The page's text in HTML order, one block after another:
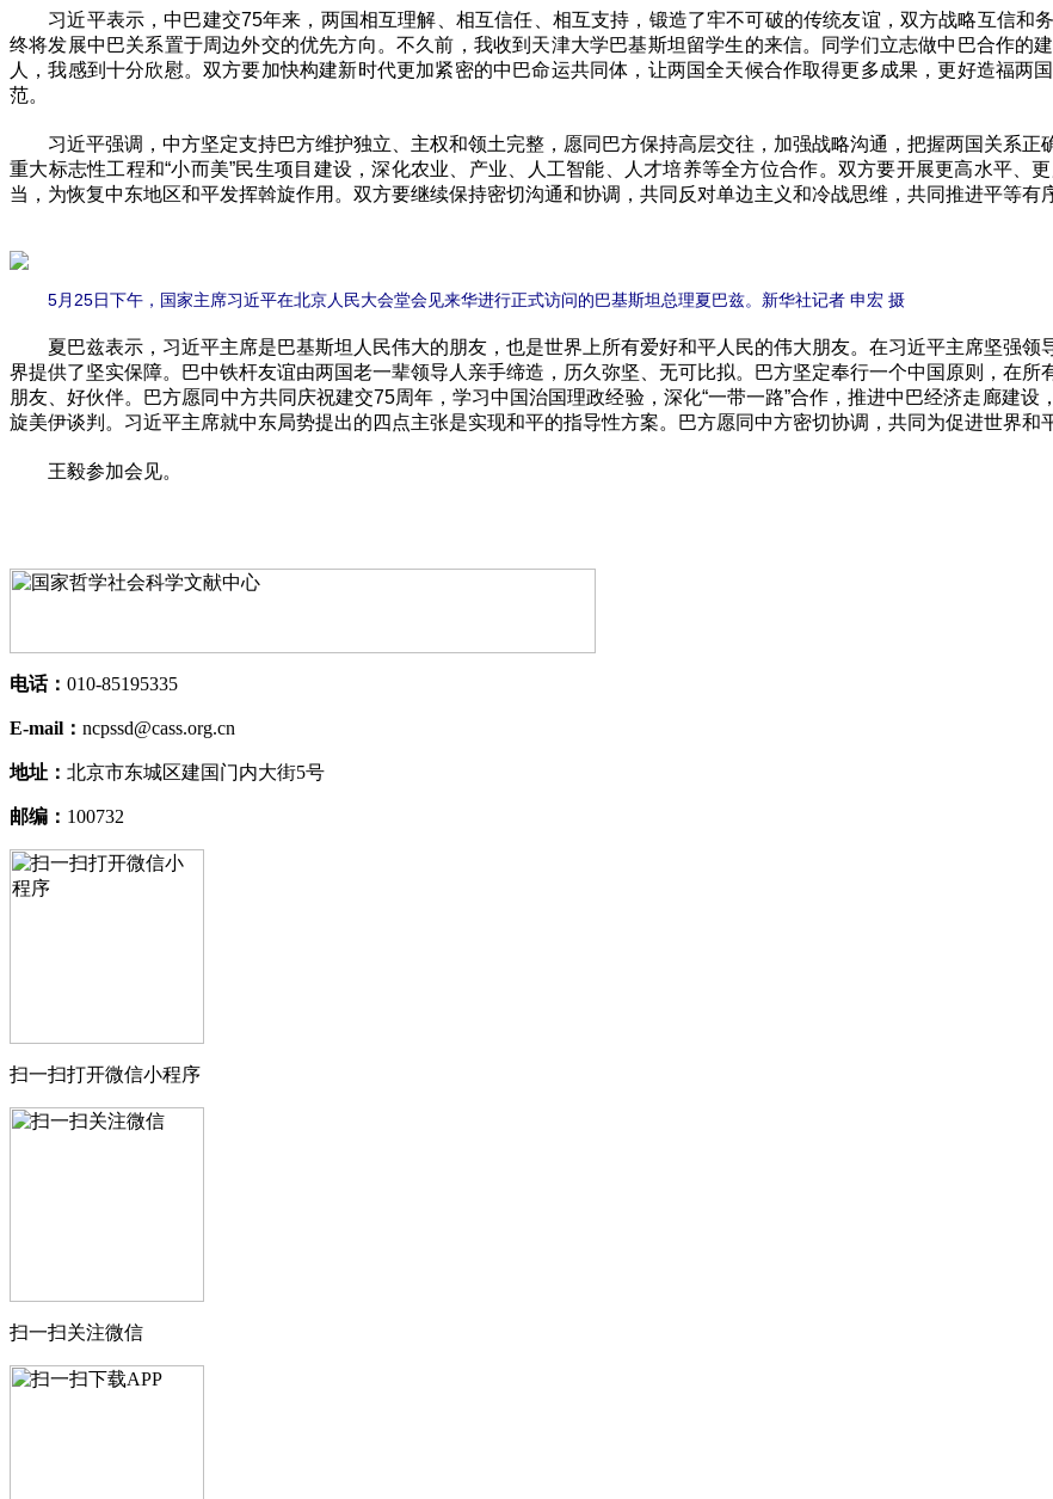
习近平表示，中巴建交75年来，两国相互理解、相互信任、相互支持，锻造了牢不可破的传统友谊，双方战略互信和
终将发展中巴关系置于周边外交的优先方向。不久前，我收到天津大学巴基斯坦留学生的来信。同学们立志做中巴合作的
人，我感到十分欣慰。双方要加快构建新时代更加紧密的中巴命运共同体，让两国全天候合作取得更多成果，更好造福两
范。
习近平强调，中方坚定支持巴方维护独立、主权和领土完整，愿同巴方保持高层交往，加强战略沟通，把握两国关系正
重大标志性工程和“小而美”民生项目建设，深化农业、产业、人工智能、人才培养等全方位合作。双方要开展更高水平、
当，为恢复中东地区和平发挥斡旋作用。双方要继续保持密切沟通和协调，共同反对单边主义和冷战思维，共同推进平等有
5月25日下午，国家主席习近平在北京人民大会堂会见来华进行正式访问的巴基斯坦总理夏巴兹。新华社记者 申宏 摄
夏巴兹表示，习近平主席是巴基斯坦人民伟大的朋友，也是世界上所有爱好和平人民的伟大朋友。在习近平主席坚强领
界提供了坚实保障。巴中铁杆友谊由两国老一辈领导人亲手缔造，历久弥坚、无可比拟。巴方坚定奉行一个中国原则，在
朋友、好伙伴。巴方愿同中方共同庆祝建交75周年，学习中国治国理政经验，深化“一带一路”合作，推进中巴经济走廊建
旋美伊谈判。习近平主席就中东局势提出的四点主张是实现和平的指导性方案。巴方愿同中方密切协调，共同为促进世界和
王毅参加会见。
电话： 010-85195335
E-mail： ncpssd@cass.org.cn
地址： 北京市东城区建国门内大街5号
邮编： 100732
扫一扫打开微信小程序
扫一扫关注微信